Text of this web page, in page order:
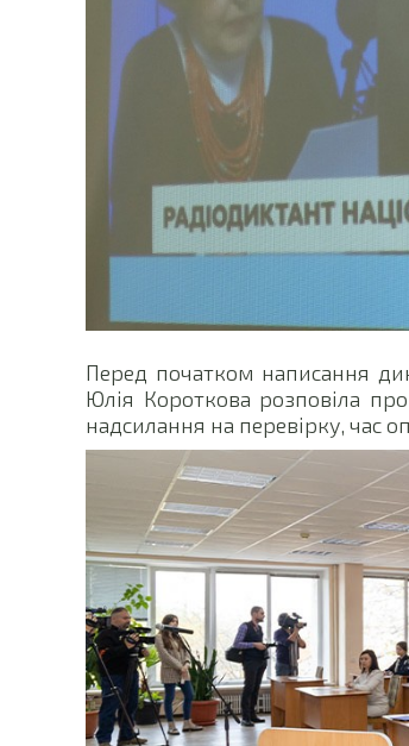
Перед початком написання
Юлія Короткова розповіла
надсилання на перевірку, час